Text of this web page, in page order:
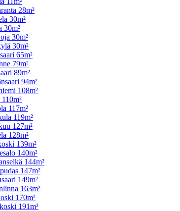
28m²
30m²
30m²
30m²
30m²
65m²
79m²
89m²
94m²
108m²
117m²
119m²
127m²
128m²
139m²
140m²
144m²
147m²
149m²
163m²
170m²
191m²